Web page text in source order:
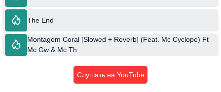
The End
Montagem Coral [Slowed + Reverb] (Feat. Mc Cyclope) Ft
Mc Gw & Mc Th
Слушать на YouTube